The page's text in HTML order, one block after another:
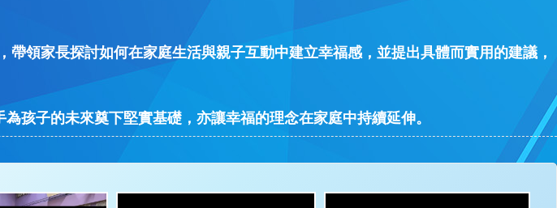
領家長探討如何在家庭生活與親子互動中建立幸福感，並提出具體而實用的建議，
孩子的未來奠下堅實基礎，亦讓幸福的理念在家庭中持續延伸。